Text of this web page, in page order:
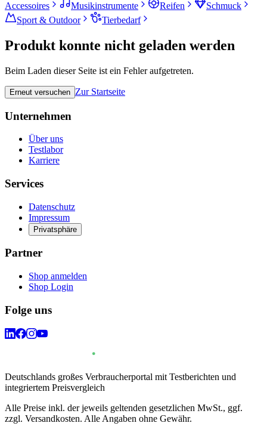
Accessoires
Musikinstrumente Reifen
Schmuck
Sport & Outdoor
Tierbedarf
Produkt konnte nicht geladen werden
Beim Laden dieser Seite ist ein Fehler aufgetreten.
Erneut versuchen Zur Startseite
Unternehmen
Über uns
Testlabor
Karriere
Services
Datenschutz
Impressum
Privatsphäre
Partner
Shop anmelden
Shop Login
Folge uns
Deutschlands großes Verbraucherportal mit Testberichten und
integriertem Preisvergleich
Alle Preise inkl. der jeweils geltenden gesetzlichen MwSt., ggf.
zzgl. Versandkosten. Alle Angaben ohne Gewähr.